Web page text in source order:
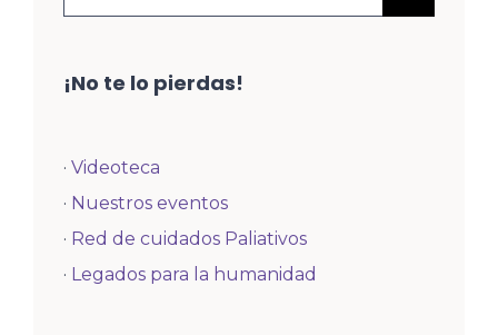
¡No te lo pierdas!
·Videoteca
· Nuestros eventos
· Red de cuidados Paliativos
· Legados para la humanidad